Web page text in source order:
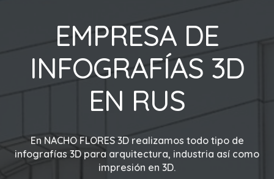
EMPRESA DE
INFOGRAFÍAS 3D
EN RUS
En NACHO FLORES 3Drealizamos todo tipo de
infografías 3D para arquitectura, industria así como
impresión en 3D.